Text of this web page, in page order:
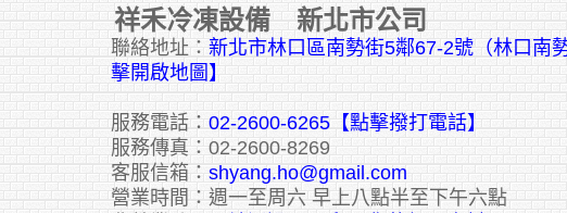
祥禾冷凍設備 新北市公司
聯絡地址： 新北市林口區南勢街5鄰67-2號（林口南
擊開啟地圖】
服務電話： 02-2600-6265 【點擊撥打電話】
服務傳真：02-2600-8269
客服信箱： shyang.ho@gmail.com
營業時間：週一至周六 早上八點半至下午六點